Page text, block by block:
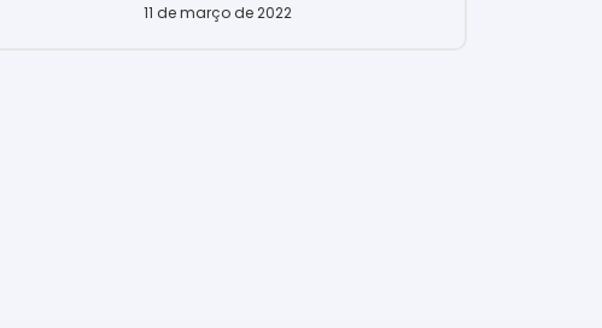
11 de março de 2022